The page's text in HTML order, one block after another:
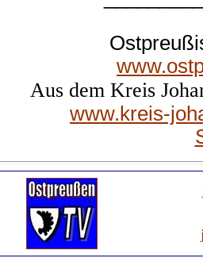
Aus dem Kreis
www.kreis-